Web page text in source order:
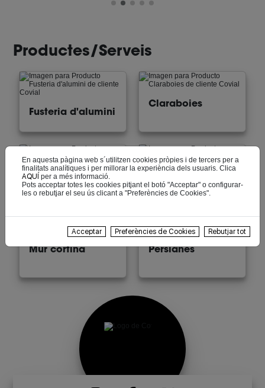
Productes/Serveis
Fusteria d'alumini
Claraboies
Acristallaments
Mur cortina Persianes
En aquesta pàgina web s´utilitzen cookies pròpies i de tercers per a
finalitats analítiques i per millorar la experiència dels usuaris. Clica
AQUÍ per a més informació.
Pots acceptar totes les cookies pitjant el botó "Acceptar" o configurar-
les o rebutjar el seu ús clicant a "Preferències de Cookies".
Acceptar Preferències de Cookies Rebutjar tot